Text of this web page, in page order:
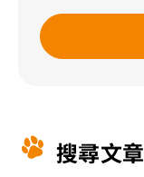
搜尋文章